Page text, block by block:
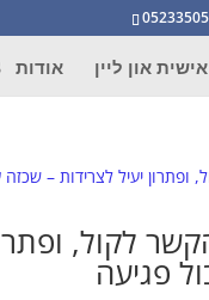
און ליין אודות
לקול,
פגיעה